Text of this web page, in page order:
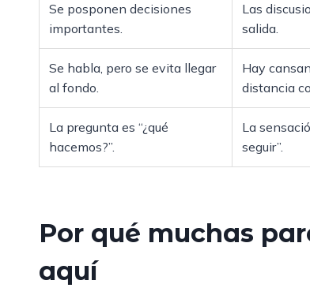
Se posponen decisiones
importantes.
Las
salida.
Se habla, pero se evita llegar
al fondo.
Hay
distancia
La pregunta es “¿qué
hacemos?”.
La
seguir”.
Por qué muchas
aquí